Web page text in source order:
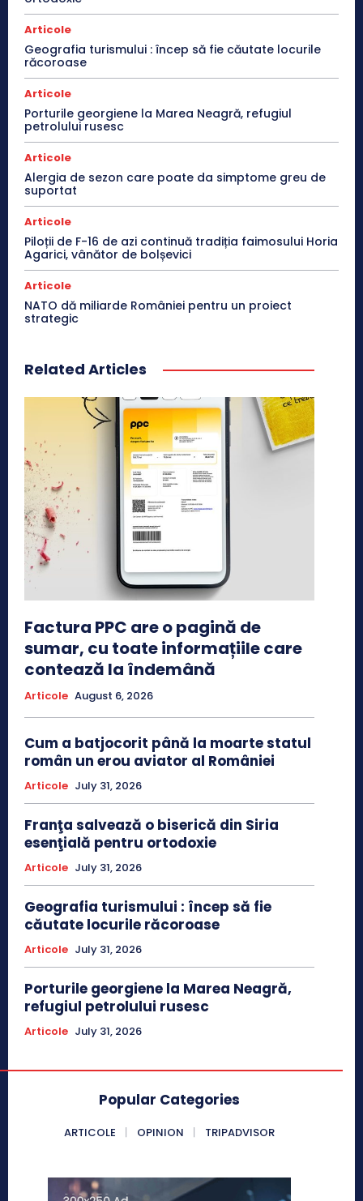
Articole
Geografia turismului : încep să fie căutate locurile
răcoroase
Articole
Porturile georgiene la Marea Neagră, refugiul
petrolului rusesc
Articole
Alergia de sezon care poate da simptome greu de
suportat
Articole
Piloții de F-16 de azi continuă tradiția faimosului Horia
Agarici, vânător de bolșevici
Articole
NATO dă miliarde României pentru un proiect
strategic
Related Articles
Factura PPC are o pagină de
sumar, cu toate informațiile care
contează la îndemână
Articole August 6, 2026
Cum a batjocorit până la moarte statul
român un erou aviator al României
Articole July 31, 2026
Franţa salvează o biserică din Siria
esenţială pentru ortodoxie
Articole July 31, 2026
Geografia turismului : încep să fie
căutate locurile răcoroase
Articole July 31, 2026
Porturile georgiene la Marea Neagră,
refugiul petrolului rusesc
Articole July 31, 2026
Popular Categories
ARTICOLE OPINION TRIPADVISOR